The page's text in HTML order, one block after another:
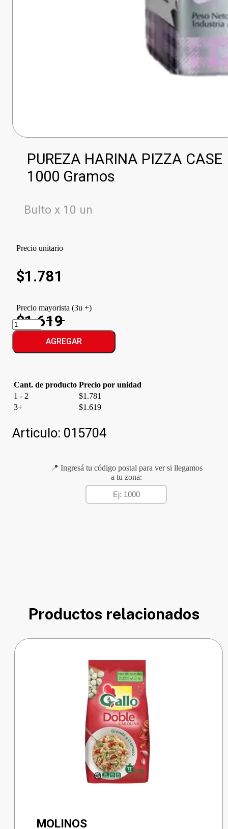
PUREZA HARINA PIZZA CASE
1000 Gramos
Bulto x 10 un
Precio unitario
$1.781
Precio mayorista (3u +)
$1.619
PUREZA
HARINA
PIZZA
cantidad
AGREGAR
Cant. de producto Precio por unidad
1 - 2
$1.781
3+
$1.619
Articulo: 015704
📍 Ingresá tu código postal para ver si llegamos
a tu zona:
Productos relacionados
MOLINOS